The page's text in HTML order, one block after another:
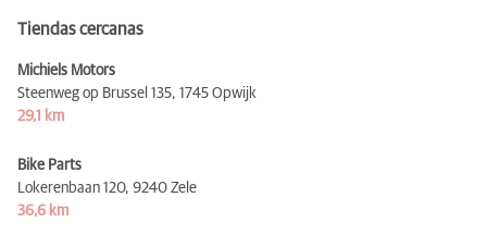
Tiendas cercanas
Michiels Motors
Steenweg op Brussel 135, 1745 Opwijk
29,1 km
Bike Parts
Lokerenbaan 120, 9240 Zele
36,6 km